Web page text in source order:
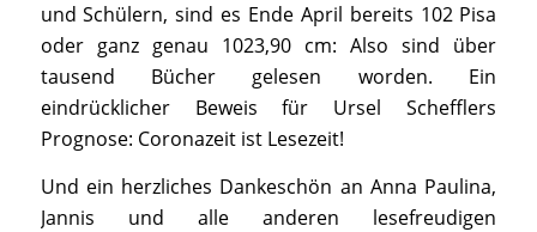
und Schülern, sind es Ende April bereits 102 Pisa
oder ganz genau 1023,90 cm: Also sind über
tausend Bücher gelesen worden. Ein
eindrücklicher Beweis für Ursel Schefflers
Prognose: Coronazeit ist Lesezeit!
Und ein herzliches Dankeschön an Anna Paulina,
Jannis und alle anderen lesefreudigen